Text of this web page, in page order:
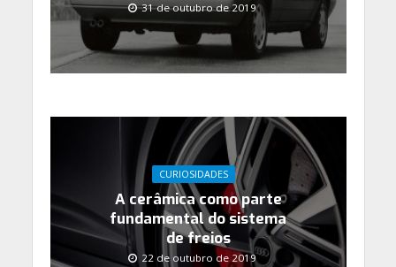
31 de outubro de 2019
CURIOSIDADES
A cerâmica como parte
fundamental do sistema
de freios
22 de outubro de 2019